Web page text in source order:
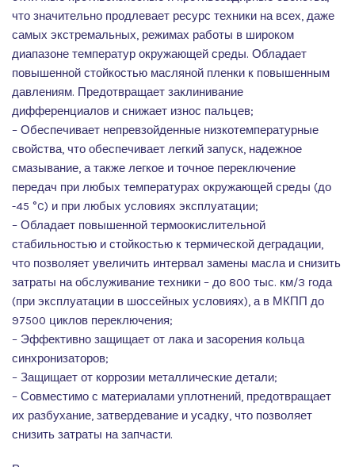
что значительно продлевает ресурс техники на всех, даже
самых экстремальных, режимах работы в широком
диапазоне температур окружающей среды. Обладает
повышенной стойкостью масляной пленки к повышенным
давлениям. Предотвращает заклинивание
дифференциалов и снижает износ пальцев;
– Обеспечивает непревзойденные низкотемпературные
свойства, что обеспечивает легкий запуск, надежное
смазывание, а также легкое и точное переключение
передач при любых температурах окружающей среды (до
-45 °C) и при любых условиях эксплуатации;
– Обладает повышенной термоокислительной
стабильностью и стойкостью к термической деградации,
что позволяет увеличить интервал замены масла и снизить
затраты на обслуживание техники – до 800 тыс. км/3 года
(при эксплуатации в шоссейных условиях), а в МКПП до
97500 циклов переключения;
– Эффективно защищает от лака и засорения кольца
синхронизаторов;
– Защищает от коррозии металлические детали;
– Совместимо с материалами уплотнений, предотвращает
их разбухание, затвердевание и усадку, что позволяет
снизить затраты на запчасти.